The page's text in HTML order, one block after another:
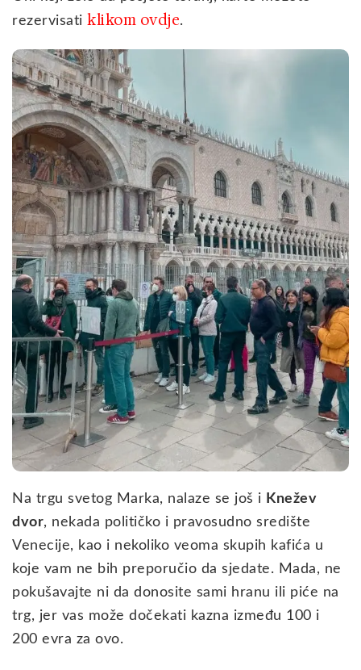
rezervisati klikom ovdje.
Na trgu svetog Marka, nalaze se još i Knežev
dvor, nekada političko i pravosudno središte
Venecije, kao i nekoliko veoma skupih kafića u
koje vam ne bih preporučio da sjedate. Mada, ne
pokušavajte ni da donosite sami hranu ili piće na
trg, jer vas može dočekati kazna između 100 i
200 evra za ovo.